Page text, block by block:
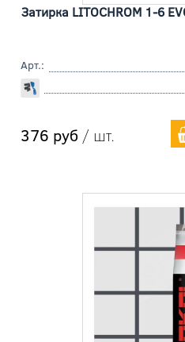
Затирка LITOCHROM 1-6
Арт.:
376 руб / шт.